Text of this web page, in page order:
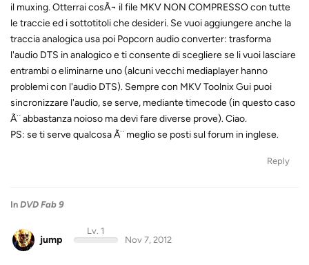
il muxing. Otterrai cosÃ¬ il file MKV NON COMPRESSO con tutte
le traccie ed i sottotitoli che desideri. Se vuoi aggiungere anche la
traccia analogica usa poi Popcorn audio converter: trasforma
l'audio DTS in analogico e ti consente di scegliere se li vuoi lasciare
entrambi o eliminarne uno (alcuni vecchi mediaplayer hanno
problemi con l'audio DTS). Sempre con MKV Toolnix Gui puoi
sincronizzare l'audio, se serve, mediante timecode (in questo caso
Ã¨ abbastanza noioso ma devi fare diverse prove). Ciao.
PS: se ti serve qualcosa Ã¨ meglio se posti sul forum in inglese.
Reply
In DVD Fab 9
jump
Lv. 1
Nov 7, 2012